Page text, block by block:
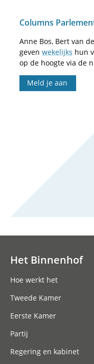
Columns
Anne Bos, Bert van
geven wekelijks hun
op de hoogte via de
Meld je aan
Het Binnenhof
Hoe werkt het
Tweede Kamer
Eerste Kamer
Partij
Regering en kabinet